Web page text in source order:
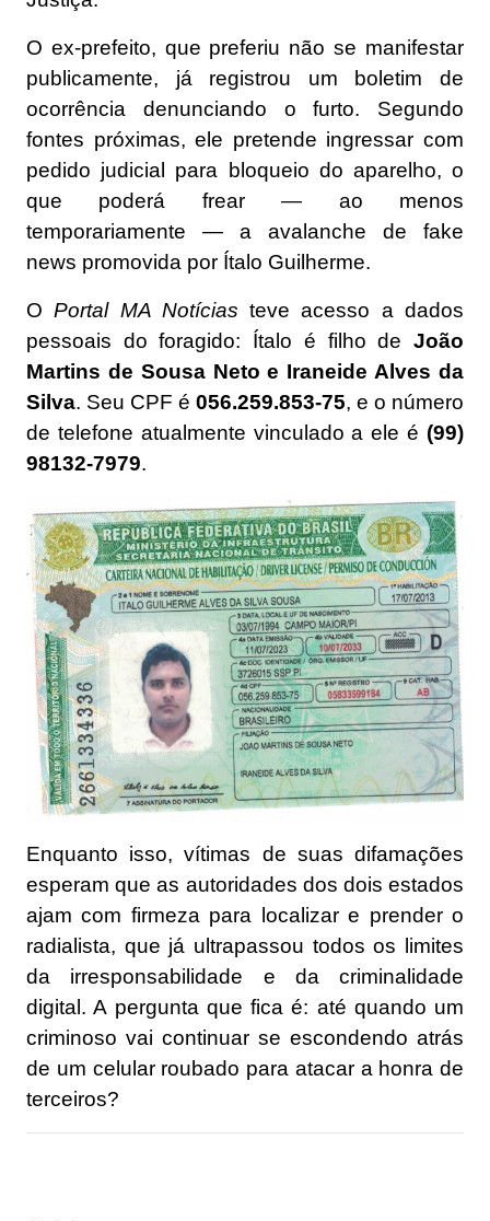
O ex-prefeito, que preferiu não se manifestar
publicamente, já registrou um boletim de
ocorrência denunciando o furto. Segundo
fontes próximas, ele pretende ingressar com
pedido judicial para bloqueio do aparelho, o
que poderá frear — ao menos
temporariamente — a avalanche de fake
news promovida por Ítalo Guilherme.
OPortal MA Notícias teve acesso a dados
pessoais do foragido: Ítalo é filho de João
Martins de Sousa Neto e Iraneide Alves da
Silva. Seu CPF é 056.259.853-75, e o número
de telefone atualmente vinculado a ele é (99)
98132-7979.
Enquanto isso, vítimas de suas difamações
esperam que as autoridades dos dois estados
ajam com firmeza para localizar e prender o
radialista, que já ultrapassou todos os limites
da irresponsabilidade e da criminalidade
digital. A pergunta que fica é: até quando um
criminoso vai continuar se escondendo atrás
de um celular roubado para atacar a honra de
terceiros?